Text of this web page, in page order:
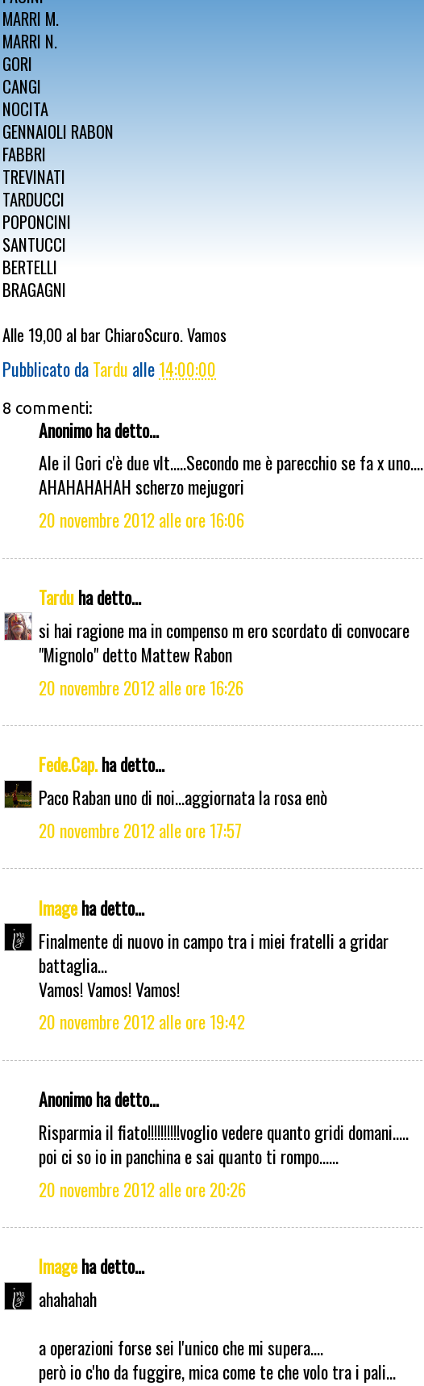
MARRI M.
MARRI N.
GORI
CANGI
NOCITA
GENNAIOLI RABON
FABBRI
TREVINATI
TARDUCCI
POPONCINI
SANTUCCI
BERTELLI
BRAGAGNI
Alle 19,00 al bar ChiaroScuro. Vamos
Pubblicato daTardu alle14:00:00
8 commenti:
Anonimo ha detto...
Ale il Gori c'è due vlt.....Secondo me è parecchio se fa x uno....
AHAHAHAHAH scherzo mejugori
20 novembre 2012 alle ore 16:06
Tarduha detto...
si hai ragione ma in compenso m ero scordato di convocare
"Mignolo" detto Mattew Rabon
20 novembre 2012 alle ore 16:26
Fede.Cap.ha detto...
Paco Raban uno di noi...aggiornata la rosa enò
20 novembre 2012 alle ore 17:57
Imageha detto...
Finalmente di nuovo in campo tra i miei fratelli a gridar
battaglia...
Vamos! Vamos! Vamos!
20 novembre 2012 alle ore 19:42
Anonimo ha detto...
Risparmia il fiato!!!!!!!!!!voglio vedere quanto gridi domani.....
poi ci so io in panchina e sai quanto ti rompo......
20 novembre 2012 alle ore 20:26
Imageha detto...
ahahahah
a operazioni forse sei l'unico che mi supera....
però io c'ho da fuggire, mica come te che volo tra i pali...